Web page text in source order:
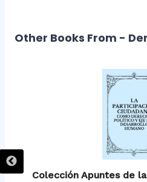
Other Books From -
Colección Apuntes de